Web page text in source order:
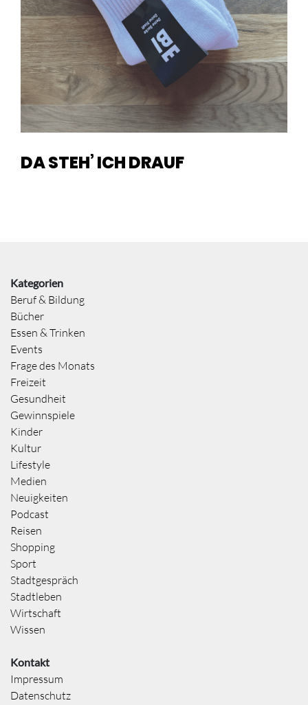
DA STEH’ ICH DRAUF
Kategorien
Beruf & Bildung
Bücher
Essen & Trinken
Events
Frage des Monats
Freizeit
Gesundheit
Gewinnspiele
Kinder
Kultur
Lifestyle
Medien
Neuigkeiten
Podcast
Reisen
Shopping
Sport
Stadtgespräch
Stadtleben
Wirtschaft
Wissen
Kontakt
Impressum
Datenschutz